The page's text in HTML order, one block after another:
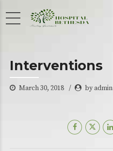
Interventions
March 30, 2018 by admin